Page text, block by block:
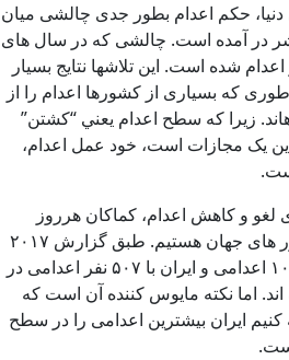
دنیا، حکم اعدام بطور جدی چالشی میان
در آمده است. چالشی که در سال های
شده است. این تلاش­ها نتایج بسیار
که بسیاری از کشورها اعدام را از
زیرا که سطح اعدام يعني “کشتن”
يک مجازات است، خود عمل اعدام،
لغو و کاهش اعدام، کماکان هرروز
شاهد اعدام در اندکی از کشور های جهان هستیم. طبق گزارش ۲۰۱۷
سازمان عفو ملل، چین با ۱۰۰۰ اعدامی و ایران با ۵۰۷ نفر اعدامی در
اما نکته مایوس کننده آن است که
ایران بیشترین اعدامی را در سطح